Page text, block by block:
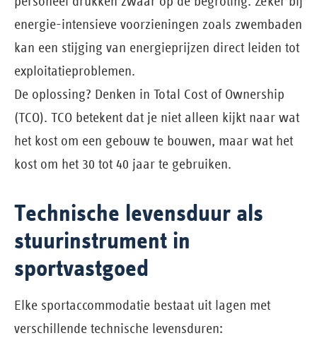
energie-intensieve voorzieningen zoals zwembaden
kan een stijging van energieprijzen direct leiden tot
exploitatieproblemen.
De oplossing? Denken in Total Cost of Ownership
(TCO). TCO betekent dat je niet alleen kijkt naar wat
het kost om een gebouw te bouwen, maar wat het
kost om het 30 tot 40 jaar te gebruiken.
Technische levensduur als
stuurinstrument in
sportvastgoed
Elke sportaccommodatie bestaat uit lagen met
verschillende technische levensduren: